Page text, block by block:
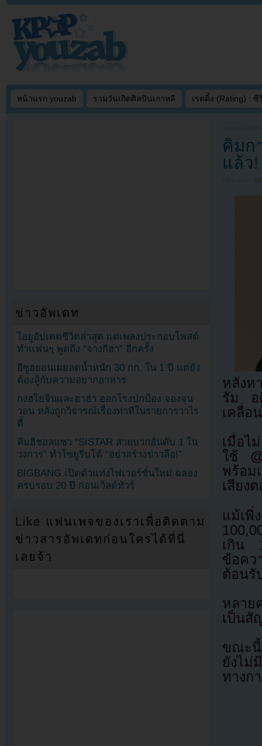
หน้าแรก youzab รวมวันเกิดศิลปินเกาหลี เรตติ้ง (Rating) : ซี
คิมก
แล้ว
หลังห
รัม อ
เคลื่อ
เมื่อไ
ใช้
พร้อม
เสียง
แม้เพิ่
เกิน
ข้อคว
ต้อนรั
หลาย
เป็นสั
ขณะนี้
ยังไม่
ทางก
ข่าวอัพเดท
ไอยูอัปเดตชีวิตล่าสุด แต่เพลงประกอบโพสต์
ทำแฟนๆ พูดถึง “จางกีฮา” อีกครั้ง
อีซูฮยอนเผยลดน้ำหนัก 30 กก. ใน 1 ปี แต่ยัง
ต้องสู้กับความอยากอาหาร
กงฮโยจินและฮาฮ่า ออกโรงปกป้อง จองจุน
วอน หลังถูกวิจารณ์เรื่องท่าทีในรายการวาไร
ตี้
คิมฮีชอลแซว “SISTAR สายบวกอันดับ 1 ใน
วงการ” ทำโซยูรีบโต้ “อย่าสร้างข่าวลือ!”
BIGBANG เปิดตัวแท่งไฟเวอร์ชั่นใหม่ ฉลอง
ครบรอบ 20 ปี ก่อนเวิลด์ทัวร์
Like แฟนเพจของเราเพื่อติดตาม
ข่าวสารอัพเดทก่อนใครได้ที่นี่
เลยจ้า